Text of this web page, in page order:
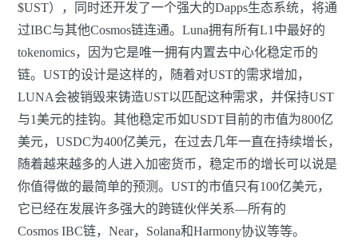
$UST），同时还开发了一个强大的Dapps生态系统，将通
过IBC与其他Cosmos链连通。Luna拥有所有L1中最好的
tokenomics，因为它是唯一拥有内置去中心化稳定币的
链。UST的设计是这样的，随着对UST的需求增加，
LUNA会被销毁来铸造UST以匹配这种需求，并保持UST
与1美元的挂钩。其他稳定币如USDT目前的市值为800亿
美元，USDC为400亿美元，在过去几年一直在持续增长，
随着越来越多的人进入加密货币，稳定币的增长可以说是
你值得做的最简单的预测。UST的市值只有100亿美元，
它已经在发展许多强大的跨链伙伴关系—所有的
Cosmos IBC链，Near，Solana和Harmony协议等等。